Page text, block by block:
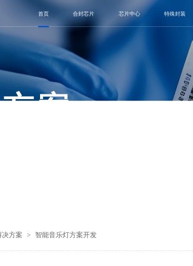
首页 合封芯片 芯片中心 特殊封装
决方案 > 智能音乐灯方案开发